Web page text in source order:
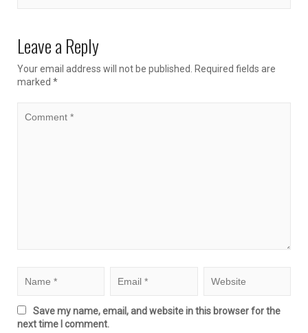
Leave a Reply
Your email address will not be published.
Required fields are
marked *
Save my name, email, and website in this browser for the
next time I comment.